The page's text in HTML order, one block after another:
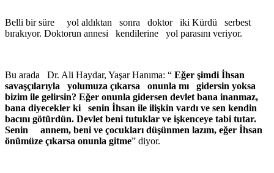
Belli bir süre yol aldıktan sonra doktor iki Kürdü serbest
bırakıyor. Doktorun annesi kendilerine yol parasını veriyor.
Bu arada Dr. Ali Haydar, Yaşar Hanıma: “ Eğer şimdi İhsan
savaşçılarıyla yolumuza çıkarsa onunla mı gidersin yoksa
bizim ile gelirsin? Eğer onunla gidersen devlet bana inanmaz,
bana diyecekler ki senin İhsan ile ilişkin vardı ve sen kendin
bacını götürdün. Devlet beni tutuklar ve işkenceye tabi tutar.
Senin annem, beni ve çocukları düşünmen lazım, eğer İhsan
önümüze çıkarsa onunla gitme” diyor.